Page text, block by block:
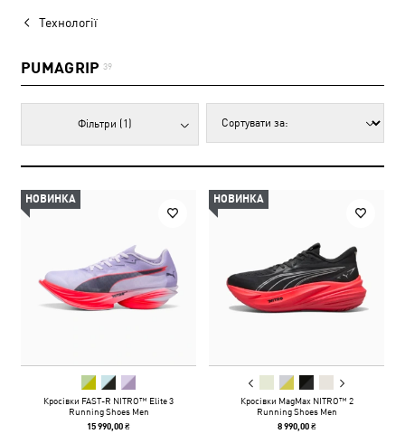
Технології
PUMAGRIP 39
Фільтри (1)
НОВИНКА
Кросівки FAST-R NITRO™ Elite 3
Running Shoes Men
15 990,00 ₴
НОВИНКА
Кросівки MagMax NITRO™ 2
Running Shoes Men
8 990,00 ₴